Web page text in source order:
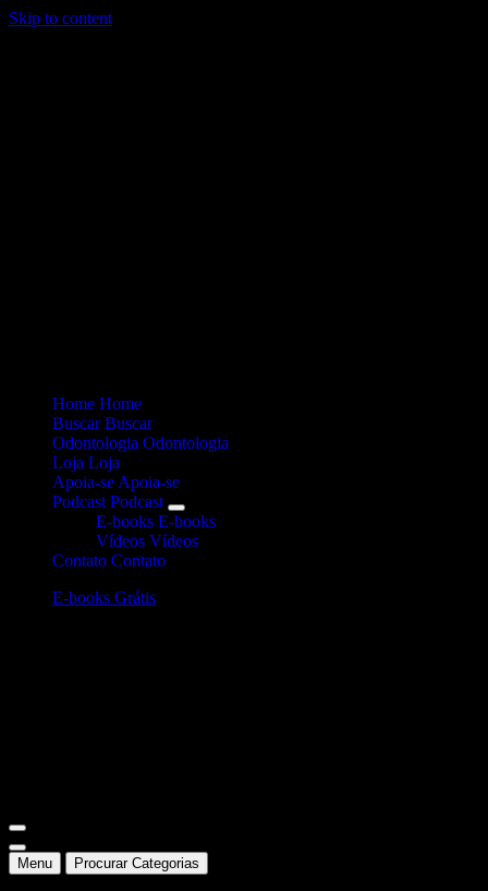
Skip to content
Home Home
Buscar Buscar
Odontologia Odontologia
Loja Loja
Apoia-se Apoia-se
Podcast Podcast
E-books E-books
Vídeos Vídeos
Contato Contato
E-books Grátis
Menu Procurar Categorias